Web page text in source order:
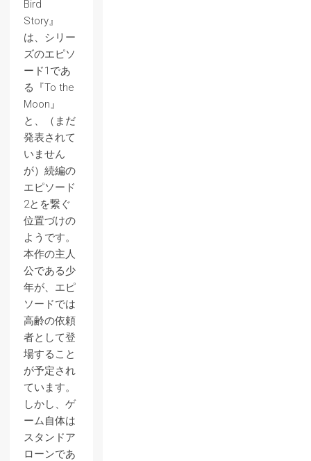
Bird
Story』
は、シリー
ズのエピソ
ード1であ
る『To the
Moon』
と、（まだ
発表されて
いません
が）続編の
エピソード
2とを繋ぐ
位置づけの
ようです。
本作の主人
公である少
年が、エピ
ソードでは
高齢の依頼
者として登
場すること
が予定され
ています。
しかし、ゲ
ーム自体は
スタンドア
ローンであ